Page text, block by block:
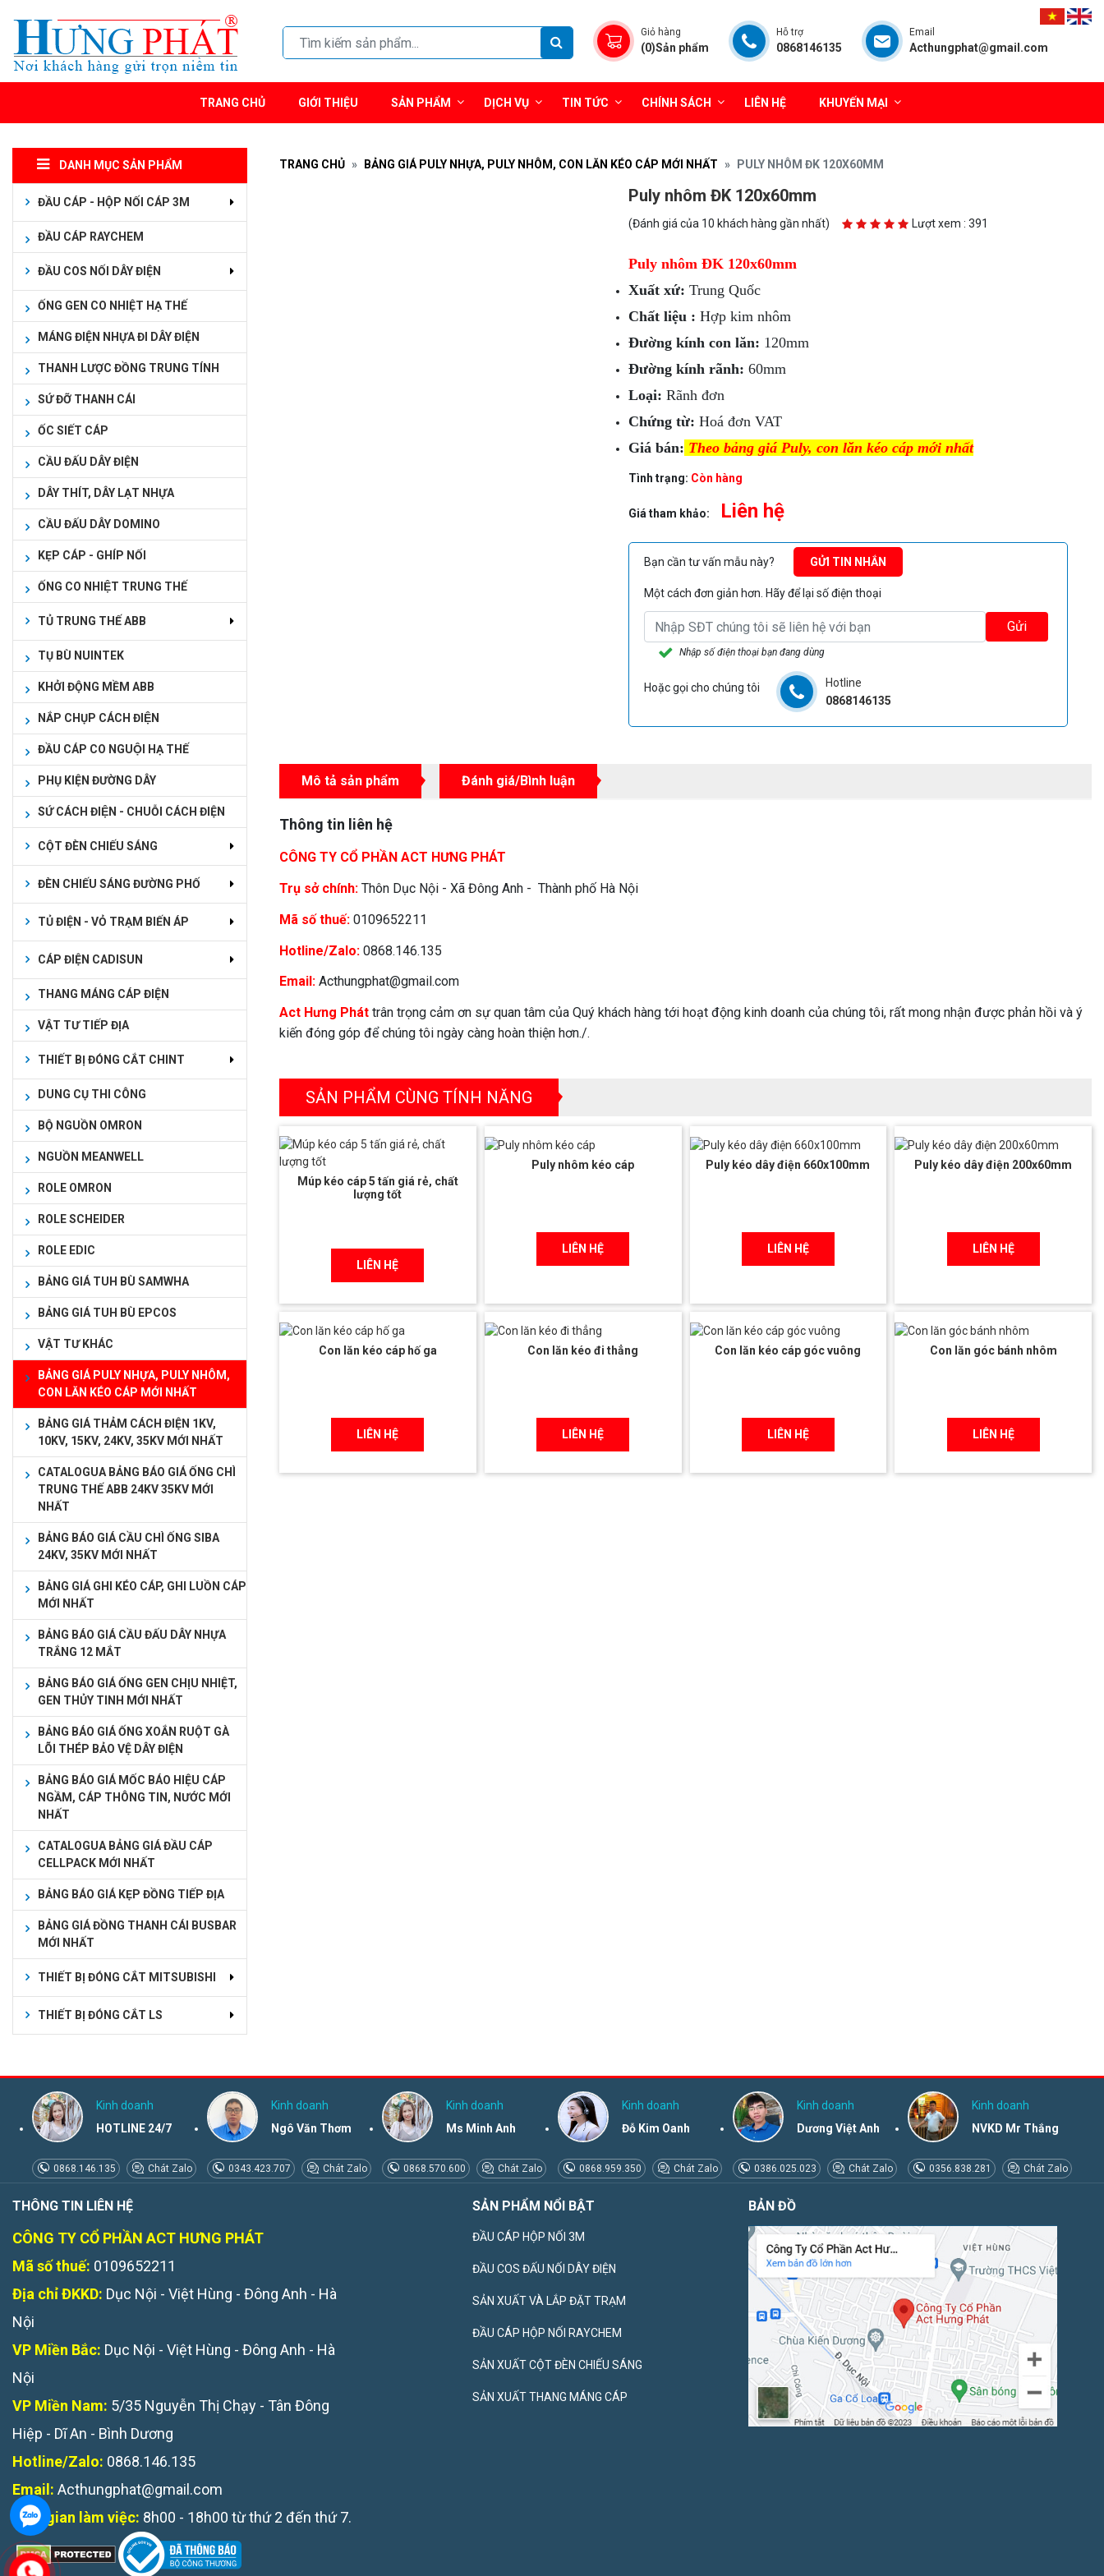
Giỏ hàng
(0)Sản phẩm
Hỗ trợ
0868146135
Email
Acthungphat@gmail.com
TRANG CHỦ GIỚI THIỆU SẢN PHẨM DỊCH VỤ TIN TỨC CHÍNH SÁCH LIÊN HỆ KHUYẾN MẠI
DANH MỤC SẢN PHẨM
ĐẦU CÁP - HỘP NỐI CÁP 3M
ĐẦU CÁP RAYCHEM
ĐẦU COS NỐI DÂY ĐIỆN
ỐNG GEN CO NHIỆT HẠ THẾ
MÁNG ĐIỆN NHỰA ĐI DÂY ĐIỆN
THANH LƯỢC ĐỒNG TRUNG TÍNH
SỨ ĐỠ THANH CÁI
ỐC SIẾT CÁP
CẦU ĐẤU DÂY ĐIỆN
DÂY THÍT, DÂY LẠT NHỰA
CẦU ĐẤU DÂY DOMINO
KẸP CÁP - GHÍP NỐI
ỐNG CO NHIỆT TRUNG THẾ
TỦ TRUNG THẾ ABB
TỤ BÙ NUINTEK
KHỞI ĐỘNG MỀM ABB
NẮP CHỤP CÁCH ĐIỆN
ĐẦU CÁP CO NGUỘI HẠ THẾ
PHỤ KIỆN ĐƯỜNG DÂY
SỨ CÁCH ĐIỆN - CHUỖI CÁCH ĐIỆN
CỘT ĐÈN CHIẾU SÁNG
ĐÈN CHIẾU SÁNG ĐƯỜNG PHỐ
TỦ ĐIỆN - VỎ TRẠM BIẾN ÁP
CÁP ĐIỆN CADISUN
THANG MÁNG CÁP ĐIỆN
VẬT TƯ TIẾP ĐỊA
THIẾT BỊ ĐÓNG CẮT CHINT
DUNG CỤ THI CÔNG
BỘ NGUỒN OMRON
NGUỒN MEANWELL
ROLE OMRON
ROLE SCHEIDER
ROLE EDIC
BẢNG GIÁ TUH BÙ SAMWHA
BẢNG GIÁ TUH BÙ EPCOS
VẬT TƯ KHÁC
BẢNG GIÁ PULY NHỰA, PULY NHÔM,
CON LĂN KÉO CÁP MỚI NHẤT
BẢNG GIÁ THẢM CÁCH ĐIỆN 1KV,
10KV, 15KV, 24KV, 35KV MỚI NHẤT
CATALOGUA BẢNG BÁO GIÁ ỐNG CHÌ
TRUNG THẾ ABB 24KV 35KV MỚI
NHẤT
BẢNG BÁO GIÁ CẦU CHÌ ỐNG SIBA
24KV, 35KV MỚI NHẤT
BẢNG GIÁ GHI KÉO CÁP, GHI LUỒN CÁP
MỚI NHẤT
BẢNG BÁO GIÁ CẦU ĐẤU DÂY NHỰA
TRẮNG 12 MẮT
BẢNG BÁO GIÁ ỐNG GEN CHỊU NHIỆT,
GEN THỦY TINH MỚI NHẤT
BẢNG BÁO GIÁ ỐNG XOẮN RUỘT GÀ
LÕI THÉP BẢO VỆ DÂY ĐIỆN
BẢNG BÁO GIÁ MỐC BÁO HIỆU CÁP
NGẦM, CÁP THÔNG TIN, NƯỚC MỚI
NHẤT
CATALOGUA BẢNG GIÁ ĐẦU CÁP
CELLPACK MỚI NHẤT
BẢNG BÁO GIÁ KẸP ĐỒNG TIẾP ĐỊA
BẢNG GIÁ ĐỒNG THANH CÁI BUSBAR
MỚI NHẤT
THIẾT BỊ ĐÓNG CẮT MITSUBISHI
THIẾT BỊ ĐÓNG CẮT LS
TRANG CHỦ BẢNG GIÁ PULY NHỰA, PULY NHÔM, CON LĂN KÉO CÁP MỚI NHẤT PULY NHÔM ĐK 120X60MM
Puly nhôm ĐK 120x60mm
(Đánh giá của 10 khách hàng gần nhất) Lượt xem : 391
Puly nhôm ĐK 120x60mm
Xuất xứ: Trung Quốc
Chất liệu : Hợp kim nhôm
Đường kính con lăn: 120mm
Đường kính rãnh: 60mm
Loại: Rãnh đơn
Chứng từ: Hoá đơn VAT
Giá bán: Theo bảng giá Puly, con lăn kéo cáp mới nhất
Tình trạng: Còn hàng
Giá tham khảo: Liên hệ
Bạn cần tư vấn mẫu này? GỬI TIN NHẮN
Một cách đơn giản hơn. Hãy để lại số điện thoại
Gửi
Nhập số điện thoại bạn đang dùng
Hoặc gọi cho chúng tôi
Hotline
0868146135
Mô tả sản phẩm Đánh giá/Bình luận
Thông tin liên hệ
CÔNG TY CỔ PHẦN ACT HƯNG PHÁT
Trụ sở chính: Thôn Dục Nội - Xã Đông Anh - Thành phố Hà Nội
Mã số thuế: 0109652211
Hotline/Zalo: 0868.146.135
Email: Acthungphat@gmail.com
Act Hưng Phát trân trọng cảm ơn sự quan tâm của Quý khách hàng tới hoạt động kinh doanh của chúng tôi, rất mong nhận được phản hồi và ý
kiến đóng góp để chúng tôi ngày càng hoàn thiện hơn./.
SẢN PHẨM CÙNG TÍNH NĂNG
Múp kéo cáp 5 tấn giá rẻ, chất
lượng tốt
LIÊN HỆ
Puly nhôm kéo cáp
LIÊN HỆ
Puly kéo dây điện 660x100mm
LIÊN HỆ
Puly kéo dây điện 200x60mm
LIÊN HỆ
Con lăn kéo cáp hố ga
LIÊN HỆ
Con lăn kéo đi thẳng
LIÊN HỆ
Con lăn kéo cáp góc vuông
LIÊN HỆ
Con lăn góc bánh nhôm
LIÊN HỆ
Kinh doanh
HOTLINE 24/7
0868.146.135 Chát Zalo
Kinh doanh
Ngô Văn Thơm
0343.423.707 Chát Zalo
Kinh doanh
Ms Minh Anh
0868.570.600 Chát Zalo
Kinh doanh
Đỗ Kim Oanh
0868.959.350 Chát Zalo
Kinh doanh
Dương Việt Anh
0386.025.023 Chát Zalo
Kinh doanh
NVKD Mr Thắng
0356.838.281 Chát Zalo
THÔNG TIN LIÊN HỆ
CÔNG TY CỔ PHẦN ACT HƯNG PHÁT
Mã số thuế: 0109652211
Địa chỉ ĐKKD: Dục Nội - Việt Hùng - Đông Anh - Hà
Nội
VP Miền Bắc: Dục Nội - Việt Hùng - Đông Anh - Hà
Nội
VP Miền Nam: 5/35 Nguyễn Thị Chạy - Tân Đông
Hiệp - Dĩ An - Bình Dương
Hotline/Zalo: 0868.146.135
Email: Acthungphat@gmail.com
Thời gian làm việc: 8h00 - 18h00 từ thứ 2 đến thứ 7.
SẢN PHẨM NỔI BẬT
ĐẦU CÁP HỘP NỐI 3M
ĐẦU COS ĐẤU NỐI DÂY ĐIỆN
SẢN XUẤT VÀ LẮP ĐẶT TRẠM
ĐẦU CÁP HỘP NỐI RAYCHEM
SẢN XUẤT CỘT ĐÈN CHIẾU SÁNG
SẢN XUẤT THANG MÁNG CÁP
BẢN ĐỒ